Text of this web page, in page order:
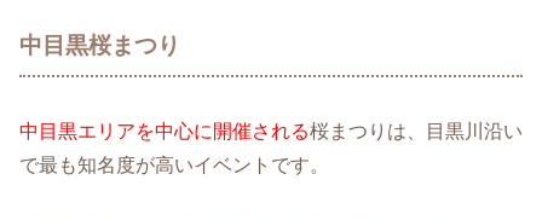
中目黒桜まつり
中目黒エリアを中心に開催される桜まつりは、目黒川沿い
で最も知名度が高いイベントです。